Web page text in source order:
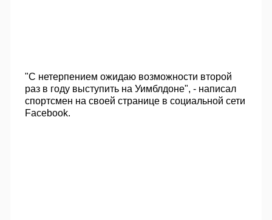
"С нетерпением ожидаю возможности второй
раз в году выступить на Уимблдоне", - написал
спортсмен на своей странице в социальной сети
Facebook.